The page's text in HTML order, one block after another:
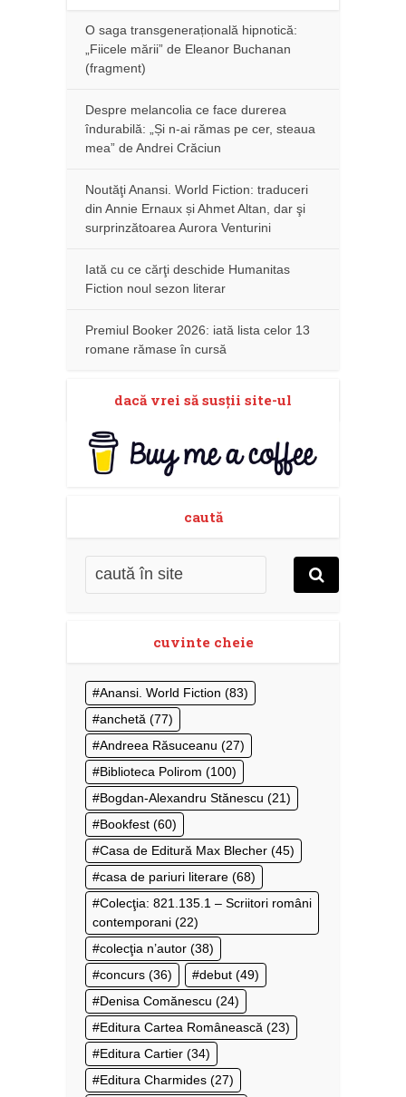
O saga transgenerațională hipnotică:
„Fiicele mării” de Eleanor Buchanan
(fragment)
Despre melancolia ce face durerea
îndurabilă: „Și n-ai rămas pe cer, steaua
mea” de Andrei Crăciun
Noutăţi Anansi. World Fiction: traduceri
din Annie Ernaux și Ahmet Altan, dar şi
surprinzătoarea Aurora Venturini
Iată cu ce cărţi deschide Humanitas
Fiction noul sezon literar
Premiul Booker 2026: iată lista celor 13
romane rămase în cursă
dacă vrei să susţii site-ul
caută
cuvinte cheie
Anansi. World Fiction (83)
anchetă (77)
Andreea Răsuceanu (27)
Biblioteca Polirom (100)
Bogdan-Alexandru Stănescu (21)
Bookfest (60)
Casa de Editură Max Blecher (45)
casa de pariuri literare (68)
Colecţia: 821.135.1 – Scriitori români
contemporani (22)
colecţia n’autor (38)
concurs (36) debut (49)
Denisa Comănescu (24)
Editura Cartea Românească (23)
Editura Cartier (34)
Editura Charmides (27)